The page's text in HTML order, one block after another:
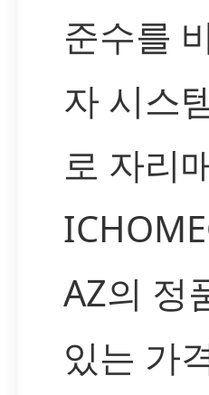
준수를
자 시스
로 자리
AZ의 정
있는 가